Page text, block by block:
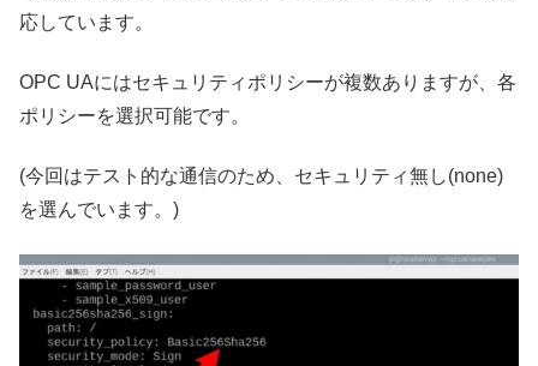
応しています。
OPC UAにはセキュリティポリシーが複数ありますが、各
ポリシーを選択可能です。
(今回はテスト的な通信のため、セキュリティ無し(none)
を選んでいます。)